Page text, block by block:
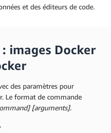
et des éditeurs de code.
images Docker
des paramètres pour
Le format de commande
[arguments].